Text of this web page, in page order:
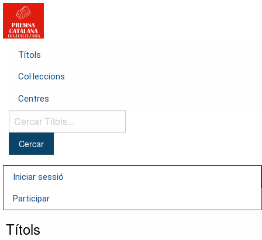
Títols
Col·leccions
Centres
Cercar
Títols...
Iniciar sessió
Participar
Títols